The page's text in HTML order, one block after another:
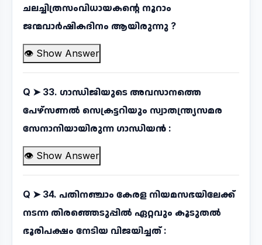
ചലച്ചിത്രസംവിധായകന്റെ നൂറാം
ജന്മവാർഷികദിനം ആയിരുന്നു ?
👁 Show Answer
Q ➤ 33. ഗാന്ധിജിയുടെ അവസാനത്തെ
പേഴ്സണൽ സെക്രട്ടറിയും സ്വാതന്ത്ര്യസമര
സേനാനിയായിരുന്ന ഗാന്ധിയൻ :
👁 Show Answer
Q ➤ 34. പതിനഞ്ചാം കേരള നിയമസഭയിലേക്ക്
നടന്ന തിരഞ്ഞെടുപ്പിൽ ഏറ്റവും കൂടുതൽ
ഭൂരിപക്ഷം നേടിയ വിജയിച്ചത് :